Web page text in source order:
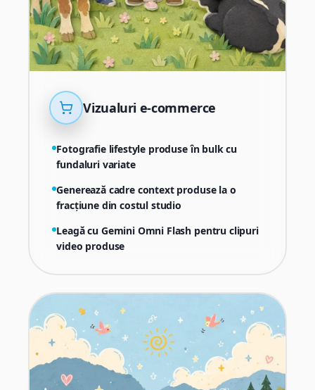
Vizualuri e-commerce
Fotografie lifestyle produse în bulk cu
fundaluri variate
Generează cadre context produse la o
fracțiune din costul studio
Leagă cu Gemini Omni Flash pentru clipuri
video produse